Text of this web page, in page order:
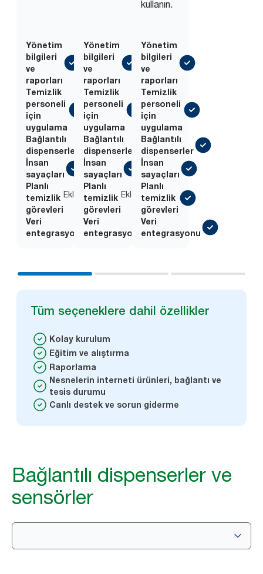
Yönetim
bilgileri
ve
raporları
Temizlik
personeli
için
uygulama
Bağlantılı
dispenserler
İnsan
sayaçları
Planlı
temizlik
görevleri
Eklenti
Veri
entegrasyonu
Eklenti
Yönetim
bilgileri
ve
raporları
Temizlik
personeli
için
uygulama
Bağlantılı
dispenserler
İnsan
sayaçları
Planlı
temizlik
görevleri
Eklenti
Veri
entegrasyonu
Eklenti
kullanın.
Yönetim
bilgileri
ve
raporları
Temizlik
personeli
için
uygulama
Bağlantılı
dispenserler
İnsan
sayaçları
Planlı
temizlik
görevleri
Veri
entegrasyonu
Tüm seçeneklere dahil özellikler
Kolay kurulum
Eğitim ve alıştırma
Raporlama
Nesnelerin interneti ürünleri, bağlantı ve
tesis durumu
Canlı destek ve sorun giderme
Bağlantılı dispenserler ve
sensörler